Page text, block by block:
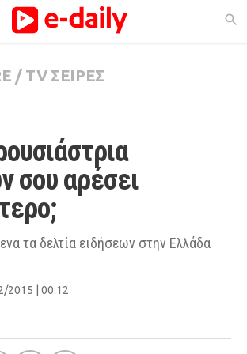
/ TV ΣΕΙΡΕΣ
σου αρέσει
τα δελτία ειδήσεων στην Ελλάδα
2015 | 00:12